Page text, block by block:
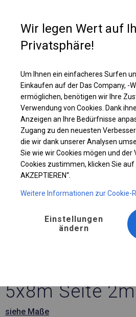
Solides Gartenzelt | 5x8 m
5x8m Seite 2m
siehe Maße
Wir legen Wert auf
Privatsphäre!
Um Ihnen ein einfacheres Surfen
Einkaufen auf der Das Company, -
ermöglichen, benötigen wir Ihre
Verwendung von Cookies. Dank
Anzeigen an Ihre Bedürfnisse
Zugang zu den neuesten
die wir dank unserer Analysen
Sie wie wir Cookies mögen und der
Cookies zustimmen, klicken Sie auf
AKZEPTIEREN“.
Weitere Informationen zur Cookie-
Einstellungen
ändern